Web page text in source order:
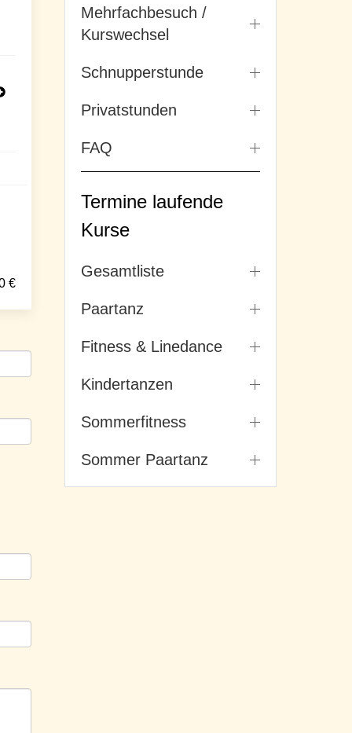
€
Mehrfachbesuch /
Kurswechsel
Schnupperstunde
Privatstunden
FAQ
Termine laufende
Kurse
Gesamtliste
Paartanz
Fitness & Linedance
Kindertanzen
Sommerfitness
Sommer Paartanz